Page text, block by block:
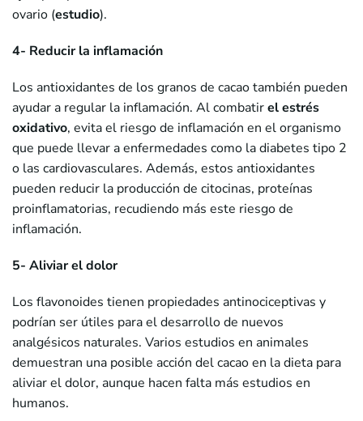
ovario (estudio).
4- Reducir la inflamación
Los antioxidantes de los granos de cacao también pueden
ayudar a regular la inflamación. Al combatirel estrés
oxidativo, evita el riesgo de inflamación en el organismo
que puede llevar a enfermedades como la diabetes tipo 2
o las cardiovasculares. Además, estos antioxidantes
pueden reducir la producción de citocinas, proteínas
proinflamatorias, recudiendo más este riesgo de
inflamación.
5- Aliviar el dolor
Los flavonoides tienen propiedades antinociceptivas y
podrían ser útiles para el desarrollo de nuevos
analgésicos naturales. Varios estudios en animales
demuestran una posible acción del cacao en la dieta para
aliviar el dolor, aunque hacen falta más estudios en
humanos.